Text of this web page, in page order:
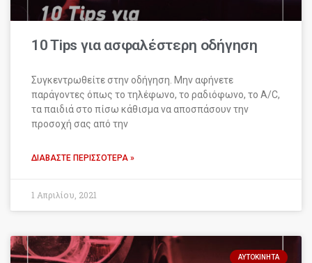
10 Tips για ασφαλέστερη οδήγηση
Συγκεντρωθείτε στην οδήγηση. Μην αφήνετε
παράγοντες όπως το τηλέφωνο, το ραδιόφωνο, το A/C,
τα παιδιά στο πίσω κάθισμα να αποσπάσουν την
προσοχή σας από την
ΔΙΑΒΆΣΤΕ ΠΕΡΙΣΣΌΤΕΡΑ »
1 Απριλίου, 2021
ΑΥΤΟΚΊΝΗΤΑ